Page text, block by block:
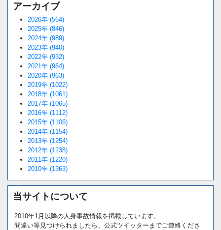
アーカイブ
2026年 (564)
2025年 (846)
2024年 (989)
2023年 (940)
2022年 (932)
2021年 (964)
2020年 (963)
2019年 (1022)
2018年 (1061)
2017年 (1065)
2016年 (1112)
2015年 (1106)
2014年 (1154)
2013年 (1254)
2012年 (1238)
2011年 (1220)
2010年 (1363)
当サイトについて
2010年1月以降の人身事故情報を掲載しています。
間違い等見つけられましたら、公式ツイッターまでご連絡くださ